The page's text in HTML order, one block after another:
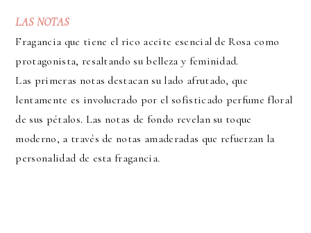
LAS NOTAS
Fragancia que tiene el rico aceite esencial de Rosa como
protagonista, resaltando su belleza y feminidad.
Las primeras notas destacan su lado afrutado, que
lentamente es involucrado por el sofisticado perfume floral
de sus pétalos. Las notas de fondo revelan su toque
moderno, a través de notas amaderadas que refuerzan la
personalidad de esta fragancia.